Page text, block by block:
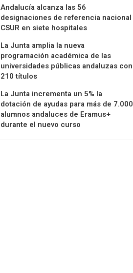
Andalucía alcanza las 56
designaciones de referencia nacional
CSUR en siete hospitales
La Junta amplia la nueva
programación académica de las
universidades públicas andaluzas con
210 títulos
La Junta incrementa un 5% la
dotación de ayudas para más de 7.000
alumnos andaluces de Eramus+
durante el nuevo curso